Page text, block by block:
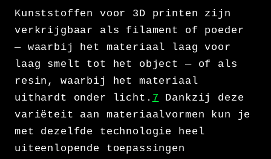
Kunststoffen voor 3D printen zijn
verkrijgbaar als filament of poeder
— waarbij het materiaal laag voor
laag smelt tot het object — of als
resin, waarbij het materiaal
uithardt onder licht. 7 Dankzij deze
variëteit aan materiaalvormen kun je
met dezelfde technologie heel
uiteenlopende toepassingen